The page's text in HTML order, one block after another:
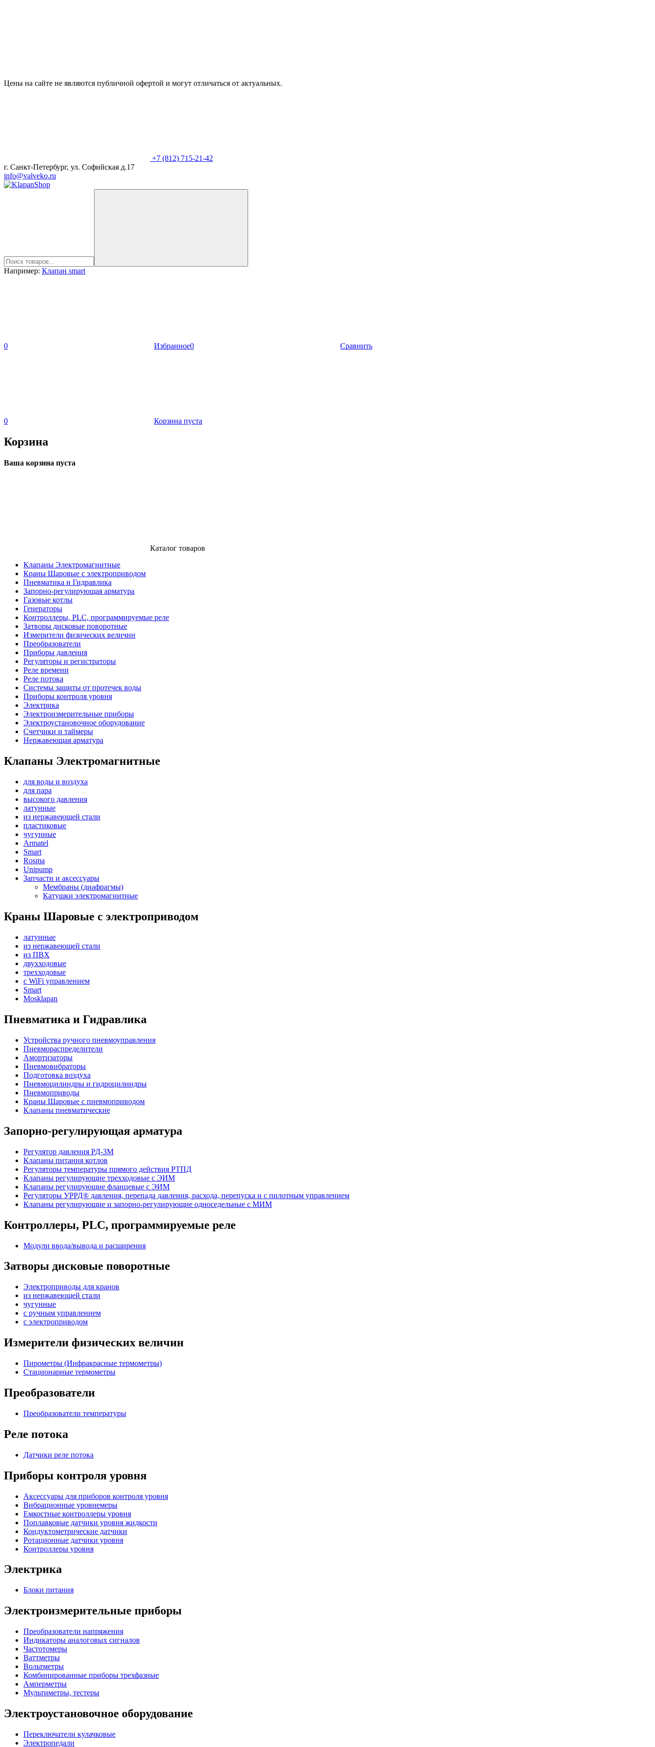
Цены на сайте не являются публичной офертой и могут отличаться от актуальных.
+7 (812) 715-21-42
г. Санкт-Петербург, ул. Софийская д.17
info@valveko.ru
Например: Клапан smart
0 Избранное0 Сравнить
0 Корзина пуста
Корзина
Ваша корзина пуста
Каталог товаров
Клапаны Электромагнитные
Краны Шаровые с электроприводом
Пневматика и Гидравлика
Запорно-регулирующая арматура
Газовые котлы
Генераторы
Контроллеры, PLС, программируемые реле
Затворы дисковые поворотные
Измерители физических величин
Преобразователи
Приборы давления
Регуляторы и регистраторы
Реле времени
Реле потока
Системы защиты от протечек воды
Приборы контроля уровня
Электрика
Электроизмерительные приборы
Электроустановочное оборудование
Счетчики и таймеры
Нержавеющая арматура
Клапаны Электромагнитные
для воды и воздуха
для пара
высокого давления
латунные
из нержавеющей стали
пластиковые
чугунные
Armatel
Smart
Rosma
Unipump
Запчасти и аксессуары
Мембраны (диафрагмы)
Катушки электромагнитные
Краны Шаровые с электроприводом
латунные
из нержавеющей стали
из ПВХ
двухходовые
трехходовые
с WiFi управлением
Smart
Mosklapan
Пневматика и Гидравлика
Устройства ручного пневмоуправления
Пневмораспределители
Амортизаторы
Пневмовибраторы
Подготовка воздуха
Пневмоцилиндры и гидроцилиндры
Пневмоприводы
Краны Шаровые с пневмоприводом
Клапаны пневматические
Запорно-регулирующая арматура
Регулятор давления РД-3М
Клапаны питания котлов
Регуляторы температуры прямого действия РТПД
Клапаны регулирующие трехходовые с ЭИМ
Клапаны регулирующие фланцевые с ЭИМ
Регуляторы УРРД® давления, перепада давления, расхода, перепуска и с пилотным управлением
Клапаны регулирующие и запорно-регулирующие односедельные с МИМ
Контроллеры, PLС, программируемые реле
Модули ввода/вывода и расширения
Затворы дисковые поворотные
Электроприводы для кранов
из нержавеющей стали
чугунные
с ручным управлением
c электроприводом
Измерители физических величин
Пирометры (Инфракрасные термометры)
Стационарные термометры
Преобразователи
Преобразователи температуры
Реле потока
Датчики реле потока
Приборы контроля уровня
Аксессуары для приборов контроля уровня
Вибрационные уровнемеры
Емкостные контроллеры уровня
Поплавковые датчики уровня жидкости
Кондуктометрические датчики
Ротационные датчики уровня
Контроллеры уровня
Электрика
Блоки питания
Электроизмерительные приборы
Преобразователи напряжения
Индикаторы аналоговых сигналов
Частотомеры
Ваттметры
Вольтметры
Комбинированные приборы трехфазные
Амперметры
Мультиметры, тестеры
Электроустановочное оборудование
Переключатели кулачковые
Электропедали